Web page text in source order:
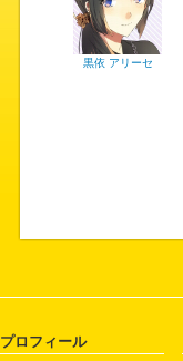
黒依 アリーセ
プロフィール